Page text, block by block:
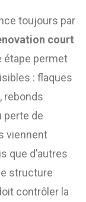
toujours par
court
étape permet
: flaques
rebonds
perte de
viennent
que d’autres
structure
contrôler la